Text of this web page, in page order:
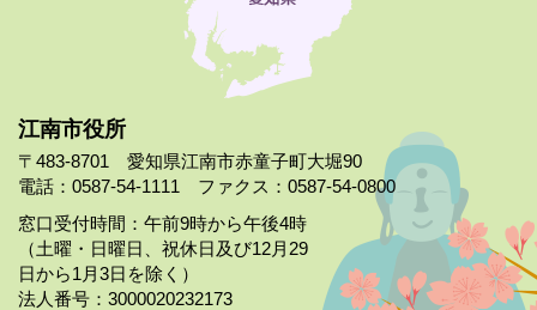
江南市役所
〒483-8701 愛知県江南市赤童子町大堀90
電話：0587-54-1111 ファクス：0587-54-0800
窓口受付時間：午前9時から午後4時
（土曜・日曜日、祝休日及び12月29
日から1月3日を除く）
法人番号：3000020232173